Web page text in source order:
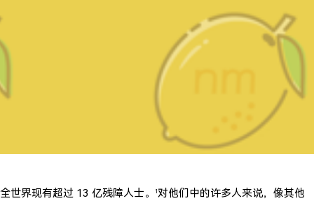
全世界现有超过 13 亿残障人士。 1 对他们中的许多人来说，像其他